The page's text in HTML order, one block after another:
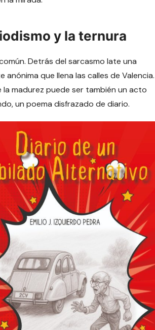
y la ternura
Detrás del sarcasmo late una
que llena las calles de Valencia.
madurez puede ser también un acto
un poema disfrazado de diario.